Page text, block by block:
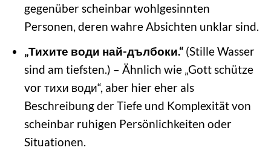
gegenüber scheinbar wohlgesinnten
Personen, deren wahre Absichten unklar sind.
„Тихите води най-дълбоки.“(Stille Wasser
sind am tiefsten.) – Ähnlich wie „Gott schütze
vor тихи води“, aber hier eher als
Beschreibung der Tiefe und Komplexität von
scheinbar ruhigen Persönlichkeiten oder
Situationen.